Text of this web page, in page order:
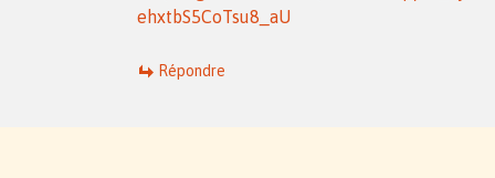
ehxtbS5CoTsu8_aU
Répondre